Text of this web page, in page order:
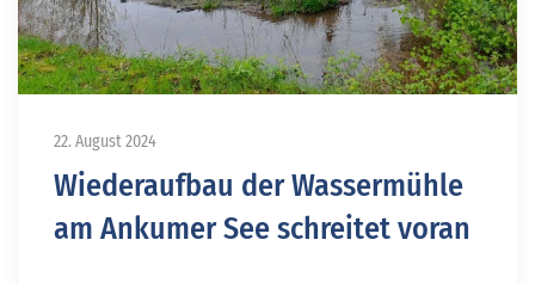
22. August 2024
Wiederaufbau der Wassermühle
am Ankumer See schreitet voran